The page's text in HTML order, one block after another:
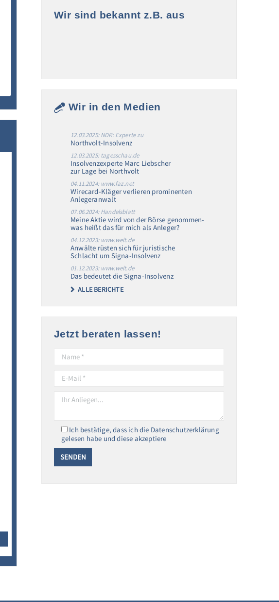
Wir sind bekannt z.B. aus
Wir in den Medien
12.03.2025: NDR: Experte zu
Northvolt-Insolvenz
12.03.2025: tagesschau.de
Insolvenzexperte Marc Liebscher
zur Lage bei Northvolt
04.11.2024: www.faz.net
Wirecard-Kläger verlieren prominenten
Anlegeranwalt
07.06.2024: Handelsblatt
Meine Aktie wird von der Börse genommen-
was heißt das für mich als Anleger?
04.12.2023: www.welt.de
Anwälte rüsten sich für juristische
Schlacht um Signa-Insolvenz
01.12.2023: www.welt.de
Das bedeutet die Signa-Insolvenz
ALLE BERICHTE
Jetzt beraten lassen!
Ich bestätige, dass ich die Datenschutzerklärung
gelesen habe und diese akzeptiere